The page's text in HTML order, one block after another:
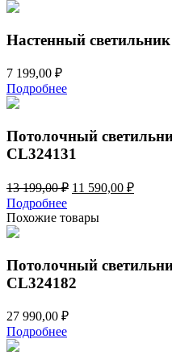
Настенный
7 199,00 ₽
Подробнее
Потолочный
CL324131
13 199,00₽ Первоначальная
составляла
11 590,00 ₽
Подробнее
Похожие товары
Потолочный
CL324182
27 990,00 ₽
Подробнее